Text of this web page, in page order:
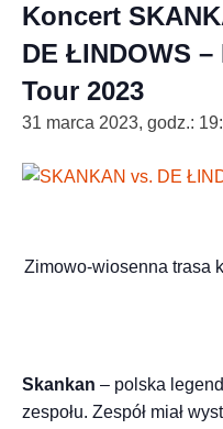
Koncert
DE ŁINDOWS
Tour 2023
31 marca 2023, godz.:
Zimowo-wiosenna trasa
Skankan – polska
zespołu. Zespół miał